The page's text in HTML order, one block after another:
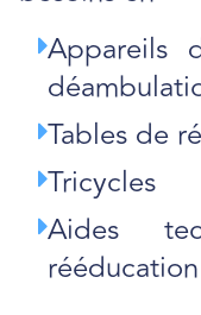
Appareils
Tables de
Tricycles
Aides